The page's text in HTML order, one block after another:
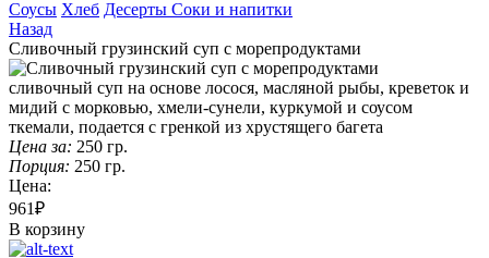
Соусы Хлеб Десерты Соки и напитки
Назад
Сливочный грузинский суп с морепродуктами
сливочный суп на основе лосося, масляной рыбы, креветок и
мидий с морковью, хмели-сунели, куркумой и соусом
ткемали, подается с гренкой из хрустящего багета
Цена за: 250 гр.
Порция: 250 гр.
Цена:
961₽
В корзину